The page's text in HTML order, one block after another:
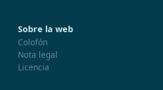
Sobre la web
Colofón
Nota legal
Licencia